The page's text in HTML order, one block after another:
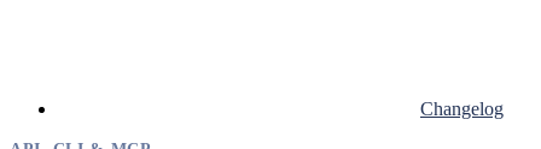
Changelog